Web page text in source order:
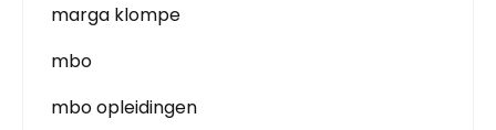
marga klompe
mbo
mbo opleidingen